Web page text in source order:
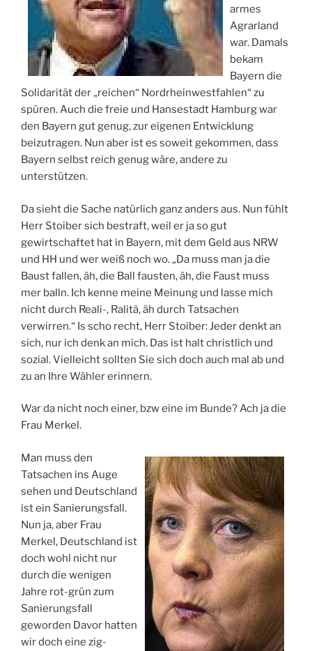
armes
Agrarland
war. Damals
bekam
Bayern die
Solidarität der „reichen“ Nordrheinwestfahlen“ zu
spüren. Auch die freie und Hansestadt Hamburg war
den Bayern gut genug, zur eigenen Entwicklung
beizutragen. Nun aber ist es soweit gekommen, dass
Bayern selbst reich genug wäre, andere zu
unterstützen.
Da sieht die Sache natürlich ganz anders aus. Nun fühlt
Herr Stoiber sich bestraft, weil er ja so gut
gewirtschaftet hat in Bayern, mit dem Geld aus NRW
und HH und wer weiß noch wo. „Da muss man ja die
Baust fallen, äh, die Ball fausten, äh, die Faust muss
mer balln. Ich kenne meine Meinung und lasse mich
nicht durch Reali-, Ralitä, äh durch Tatsachen
verwirren.“ Is scho recht, Herr Stoiber: Jeder denkt an
sich, nur ich denk an mich. Das ist halt christlich und
sozial. Vielleicht sollten Sie sich doch auch mal ab und
zu an Ihre Wähler erinnern.
War da nicht noch einer, bzw eine im Bunde? Ach ja die
Frau Merkel.
Man muss den
Tatsachen ins Auge
sehen und Deutschland
ist ein Sanierungsfall.
Nun ja, aber Frau
Merkel, Deutschland ist
doch wohl nicht nur
durch die wenigen
Jahre rot-grün zum
Sanierungsfall
geworden Davor hatten
wir doch eine zig-